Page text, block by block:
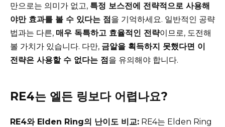
만으로는 의미가 없고, 특정 보스전에 전략적으로 사용해
야만 효과를 볼 수 있다는 점을 기억하세요. 일반적인 공략
법과는 다른, 매우 독특하고 효율적인 전략이므로, 도전해
볼 가치가 있습니다. 다만, 금알을 획득하지 못했다면 이
전략은 사용할 수 없다는 점을 유의해야 합니다.
RE4는 엘든 링보다 어렵나요?
RE4와 Elden Ring의 난이도 비교: RE4는 Elden Ring